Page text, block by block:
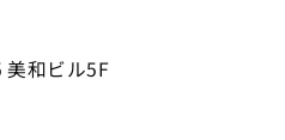
美和ビル5F